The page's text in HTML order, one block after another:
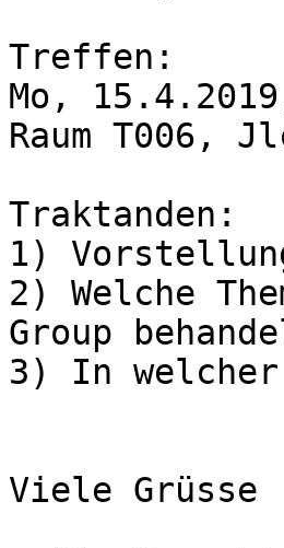
Treffen:
Mo,
Raum T006,
Traktanden:
1)
2) Welche
Group
3) In
Viele Grüsse